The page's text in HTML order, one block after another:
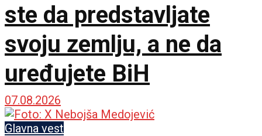
ste da predstavljate
svoju zemlju, a ne da
uređujete BiH
07.08.2026
Glavna vest